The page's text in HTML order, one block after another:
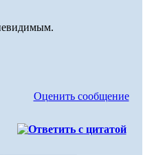
Оценить сообщение